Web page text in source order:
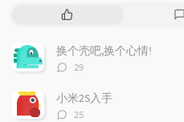
热
文
章
换个壳吧,换个心情!
评
数：
29
小米2S入手
评
25